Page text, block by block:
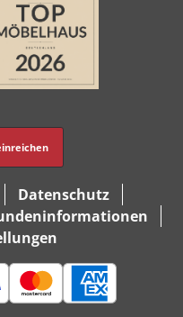
Datenschutz